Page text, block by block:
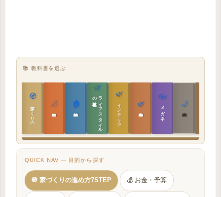
📚 教科書を選ぶ
🧭
家づくりの教科書 📐
実施設計の教科書
🏠
性能設計の教科書
🌿
ラ
イ
フ
ス
タ
イ
ル
の
教科書 🌿
インテリア設計 🌿
敷地設計の教科書
👓
メガネ｜転職 🌙
建築思想の教科書
QUICK NAV — 目的から探す
🧭 家づくりの進め方7STEP 💰 お金・予算